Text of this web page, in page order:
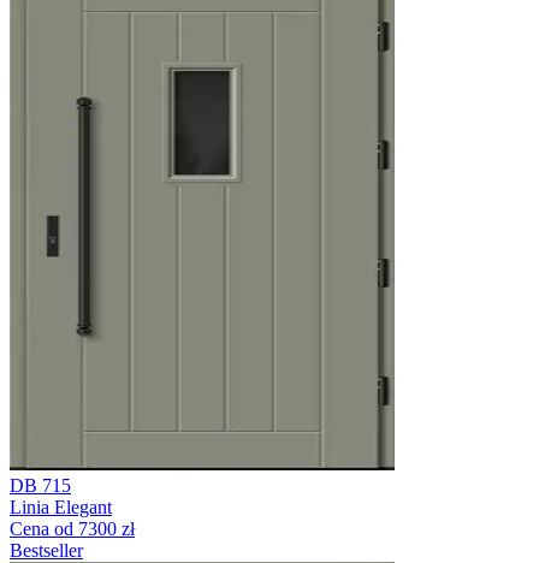
DB 715
Linia Elegant
Cena od 7300 zł
Bestseller